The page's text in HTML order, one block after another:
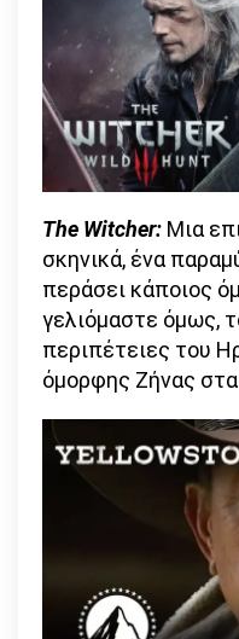
The Witcher: Μια
σκηνικά, ένα
περάσει κάποιος
γελιόμαστε όμως,
περιπέτειες του
όμορφης Ζήνας στα